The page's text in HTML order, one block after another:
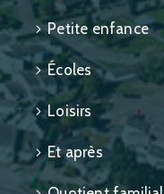
Petite enfance
Écoles
Loisirs
Et après